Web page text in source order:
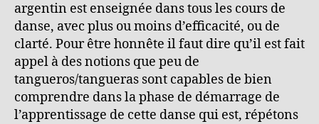
argentin est enseignée dans tous les cours de
danse, avec plus ou moins d’efficacité, ou de
clarté. Pour être honnête il faut dire qu’il est fait
appel à des notions que peu de
tangueros/tangueras sont capables de bien
comprendre dans la phase de démarrage de
l’apprentissage de cette danse qui est, répétons